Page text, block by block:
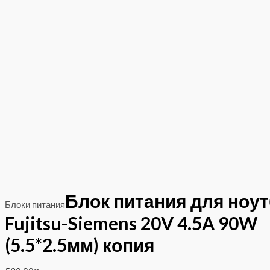
Блоки питанияБлок питания для
Fujitsu-Siemens 20V 4.5A 90W
(5.5*2.5мм) копия